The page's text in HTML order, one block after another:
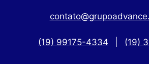
(19) 99175-4334 (19)